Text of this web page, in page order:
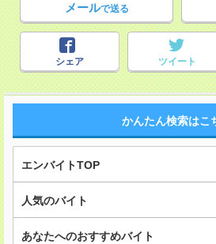
メールで送る
シェア ツイート
かんたん検索はこ
エンバイトTOP
人気のバイト
あなたへのおすすめバイト